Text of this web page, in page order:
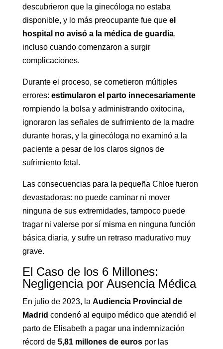
descubrieron que la ginecóloga no estaba
disponible, y lo más preocupante fue que el
hospital no avisó a la médica de guardia,
incluso cuando comenzaron a surgir
complicaciones.
Durante el proceso, se cometieron múltiples
errores: estimularon el parto innecesariamente
rompiendo la bolsa y administrando oxitocina,
ignoraron las señales de sufrimiento de la madre
durante horas, y la ginecóloga no examinó a la
paciente a pesar de los claros signos de
sufrimiento fetal.
Las consecuencias para la pequeña Chloe fueron
devastadoras: no puede caminar ni mover
ninguna de sus extremidades, tampoco puede
tragar ni valerse por sí misma en ninguna función
básica diaria, y sufre un retraso madurativo muy
grave.
El Caso de los 6 Millones:
Negligencia por Ausencia Médica
En julio de 2023, la Audiencia Provincial de
Madrid condenó al equipo médico que atendió el
parto de Elisabeth a pagar una indemnización
récord de 5,81 millones de eurospor las